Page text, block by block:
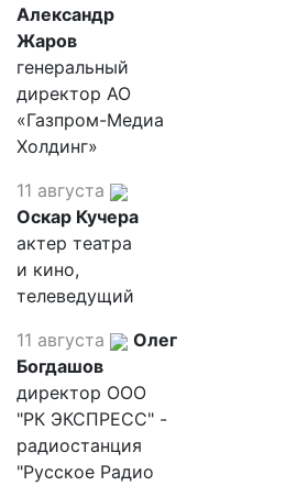
Александр
Жаров
генеральный
директор АО
«Газпром-Медиа
Холдинг»
11 августа
Оскар Кучера
актер театра
и кино,
телеведущий
11 августа
Олег
Богдашов
директор ООО
"РК ЭКСПРЕСС" -
радиостанция
"Русское Радио